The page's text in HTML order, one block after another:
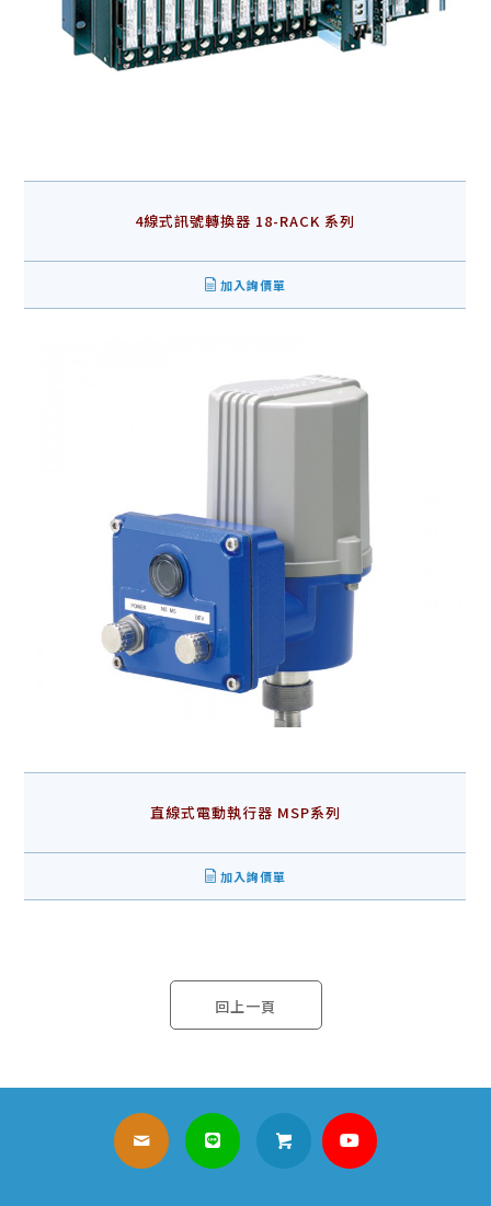
4線式訊號轉換器 18-RACK 系列
加入詢價單
直線式電動執行器 MSP系列
加入詢價單
回上一頁